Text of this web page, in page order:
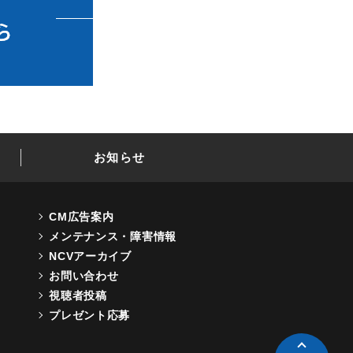
お知らせ
CM広告案内
メンテナンス・障害情報
NCVアーカイブ
お問い合わせ
視聴者投稿
プレゼント応募